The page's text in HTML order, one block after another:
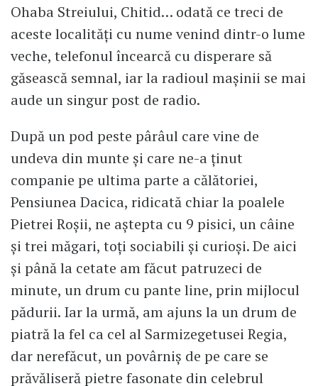
Ohaba Streiului, Chitid… odată ce treci de
aceste localităţi cu nume venind dintr-o lume
veche, telefonul încearcă cu disperare să
găsească semnal, iar la radioul maşinii se mai
aude un singur post de radio.
După un pod peste pârâul care vine de
undeva din munte şi care ne-a ţinut
companie pe ultima parte a călătoriei,
Pensiunea Dacica, ridicată chiar la poalele
Pietrei Roşii, ne aştepta cu 9 pisici, un câine
şi trei măgari, toţi sociabili şi curioşi. De aici
şi până la cetate am făcut patruzeci de
minute, un drum cu pante line, prin mijlocul
pădurii. Iar la urmă, am ajuns la un drum de
piatră la fel ca cel al Sarmizegetusei Regia,
dar nerefăcut, un povârniş de pe care se
prăvăliseră pietre fasonate din celebrul